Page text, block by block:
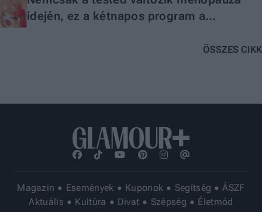
idején, ez a kétnapos program a
lelkednek is segíthet
ÖSSZES CIKK
Magazin Események Kuponok Segítség
ÁSZF
Aktuális
Kultúra Divat Szépség Életmód